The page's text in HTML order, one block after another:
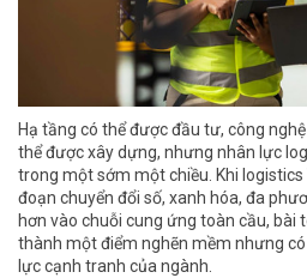
Hạ tầng có thể được đầu tư, công
thể được xây dựng, nhưng nhân lực
trong một sớm một chiều. Khi
đoạn chuyển đổi số, xanh hóa, đa
hơn vào chuỗi cung ứng toàn cầu, bài
thành một điểm nghẽn mềm nhưng
lực cạnh tranh của ngành.